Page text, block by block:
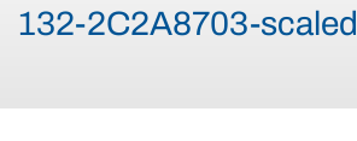
132-2C2A8703-scaled